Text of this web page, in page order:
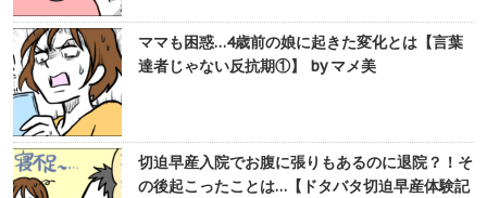
ママも困惑…4歳前の娘に起きた変化とは【言葉
達者じゃない反抗期①】 by マメ美
切迫早産入院でお腹に張りもあるのに退院？！そ
の後起こったことは…【ドタバタ切迫早産体験記